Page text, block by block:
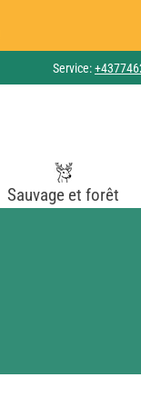
Service:
Sauvage et forêt